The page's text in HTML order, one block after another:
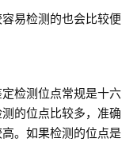
易检测的也会比较便
检测位点常规是十六
的位点比较多，准确
。如果检测的位点是